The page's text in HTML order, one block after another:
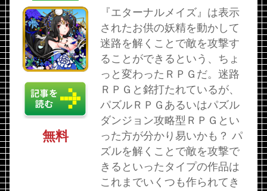
『エターナルメイズ』は表示
されたお供の妖精を動かして
迷路を解くことで敵を攻撃す
ることができるという、ちょ
っと変わったＲＰＧだ。迷路
ＲＰＧと銘打たれているが、
パズルＲＰＧあるいはパズル
ダンジョン攻略型ＲＰＧとい
った方が分かり易いかも？ パ
ズルを解くことで敵を攻撃で
きるといったタイプの作品は
これまでいくつも作られてき
無料